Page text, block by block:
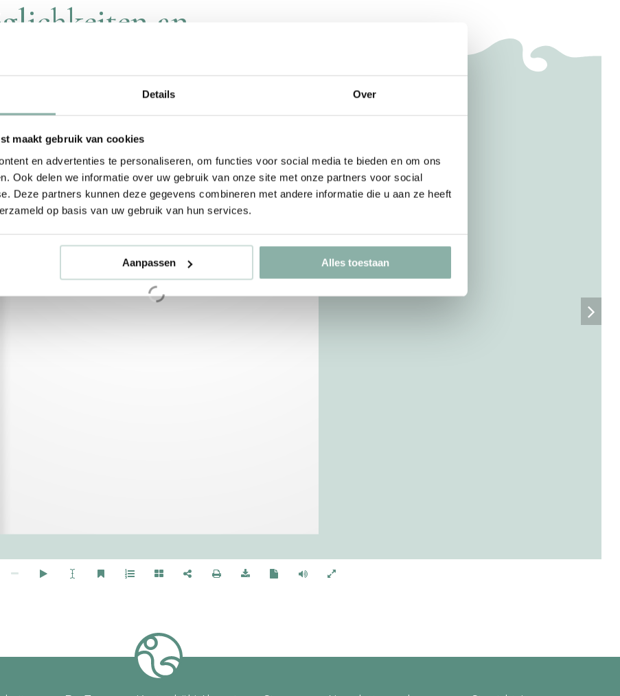
Details Over
maakt gebruik van cookies
en advertenties te personaliseren, om functies voor social media te bieden en om ons
Ook delen we informatie over uw gebruik van onze site met onze partners voor social
Deze partners kunnen deze gegevens combineren met andere informatie die u aan ze heeft
op basis van uw gebruik van hun services.
Aanpassen Alles toestaan
an